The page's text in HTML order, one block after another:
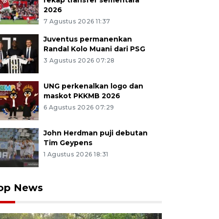
2026
7 Agustus 2026 11:37
Juventus permanenkan
Randal Kolo Muani dari PSG
3 Agustus 2026 07:28
UNG perkenalkan logo dan
maskot PKKMB 2026
6 Agustus 2026 07:29
John Herdman puji debutan
Tim Geypens
1 Agustus 2026 18:31
News